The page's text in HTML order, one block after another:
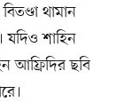
থামান
যদিও শাহিন
আফ্রিদির ছবি